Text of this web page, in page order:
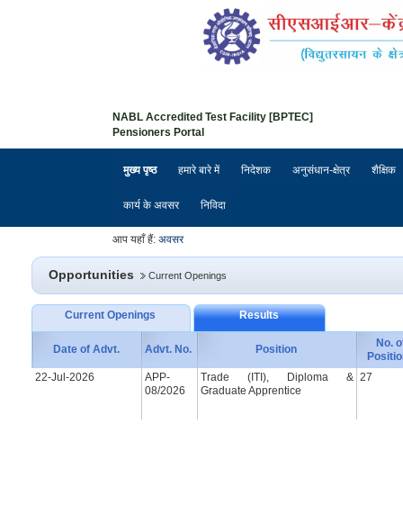
NABL Accredited Test Facility [BPTEC]
Pensioners Portal
मुख्य पृष्ठ हमारे बारे में निदेशक अनुसंधान-क्षेत्र शैक्षिक
कार्य के अवसर निविदा
आप यहाँ हैं: अवसर
Opportunities Current Openings
Current Openings Results
Date of Advt. Advt. No. Position
No.
22-Jul-2026
APP-
08/2026
Trade (ITI), Diploma &
Graduate Apprentice
27